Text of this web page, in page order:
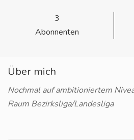
3
Abonnenten
Über mich
Nochmal auf ambitioniertem
Raum Bezirksliga/Landesliga